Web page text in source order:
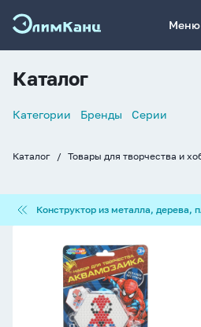
Меню
Каталог
Список
Категории Бренды Серии
Каталог Товары для творчества и
из
металла,
пластика,
кукурузы
Конструктор из металла, дерева,
Аквамозаика
"Спайдер"